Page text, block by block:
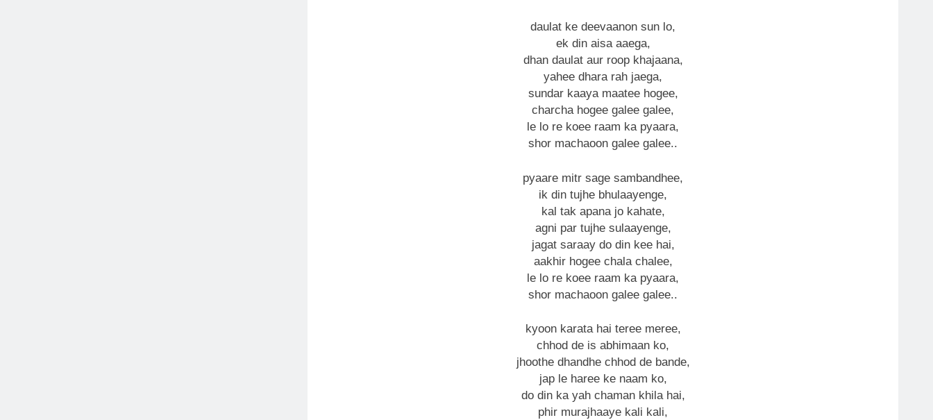
daulat ke deevaanon sun lo,
ek din aisa aaega,
dhan daulat aur roop khajaana,
yahee dhara rah jaega,
sundar kaaya maatee hogee,
charcha hogee galee galee,
le lo re koee raam ka pyaara,
shor machaoon galee galee..
pyaare mitr sage sambandhee,
ik din tujhe bhulaayenge,
kal tak apana jo kahate,
agni par tujhe sulaayenge,
jagat saraay do din kee hai,
aakhir hogee chala chalee,
le lo re koee raam ka pyaara,
shor machaoon galee galee..
kyoon karata hai teree meree,
chhod de is abhimaan ko,
jhoothe dhandhe chhod de bande,
jap le haree ke naam ko,
do din ka yah chaman khila hai,
phir murajhaaye kali kali,